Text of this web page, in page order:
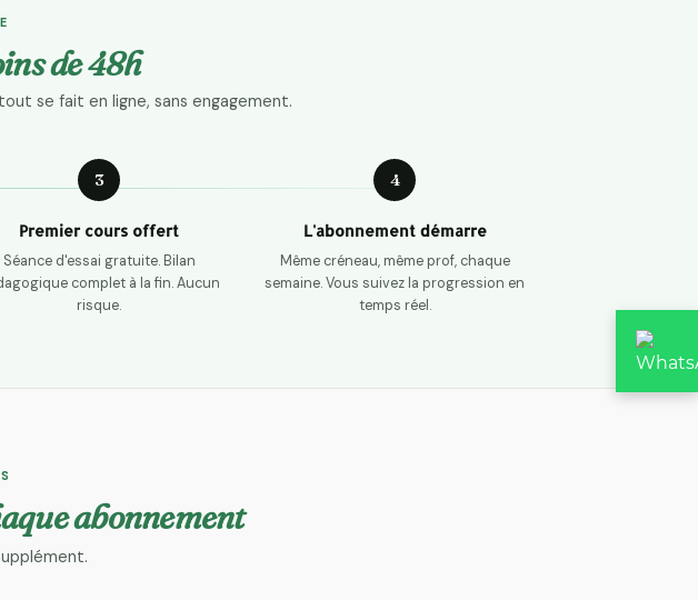
de 48h
se fait en ligne, sans engagement.
3
Premier cours offert
Séance d'essai gratuite. Bilan
complet à la fin. Aucun
risque.
4
L'abonnement démarre
Même créneau, même prof, chaque
semaine. Vous suivez la progression en
temps réel.
abonnement